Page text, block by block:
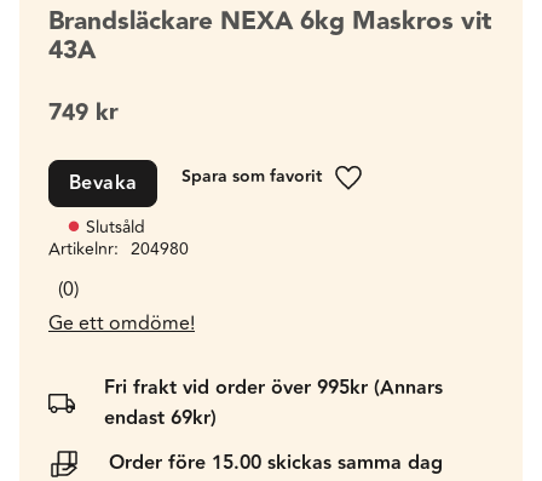
Brandsläckare NEXA 6kg Maskros vit
43A
749 kr
Lägg till i favoriter
Bevaka
Slutsåld
Artikelnr
204980
0
Ge ett omdöme!
Fri frakt vid order över 995kr (Annars
endast 69kr)
Order före 15.00 skickas samma dag